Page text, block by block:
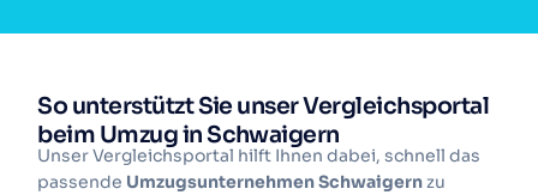
So unterstützt Sie unser Vergleichsportal
beim Umzug in Schwaigern
Unser Vergleichsportal hilft Ihnen dabei, schnell das
passende Umzugsunternehmen Schwaigernzu